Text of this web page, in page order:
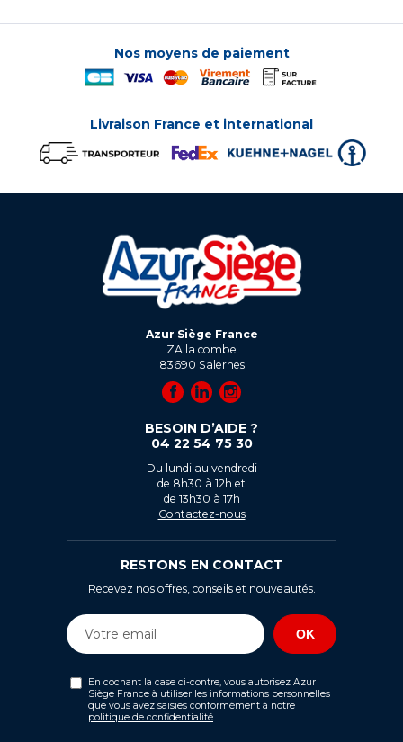
Nos moyens de paiement
Livraison France et international
Azur Siège France
ZA la combe
83690 Salernes
BESOIN D’AIDE ?
04 22 54 75 30
Du lundi au vendredi
de 8h30 à 12h et
de 13h30 à 17h
Contactez-nous
RESTONS EN CONTACT
Recevez nos offres, conseils et nouveautés.
En cochant la case ci-contre, vous autorisez Azur
Siège France à utiliser les informations personnelles
que vous avez saisies conformément à notre
politique de confidentialité